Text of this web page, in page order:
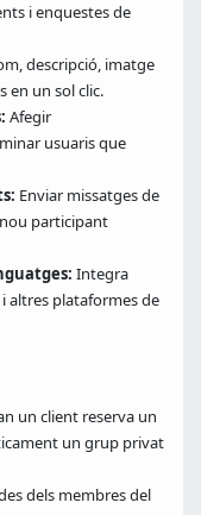
i enquestes de
descripció, imatge
en un sol clic.
Afegir
usuaris que
Enviar missatges de
participant
Integra
altres plataformes de
un client reserva un
un grup privat
dels membres del